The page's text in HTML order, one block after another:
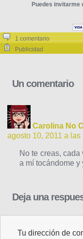
Puedes invitarme
1 comentario
Publicidad
Un comentario
Carolina No
agosto 10, 2011 a las
No te creas,
a mí tocándome
Deja una
Tu dirección de